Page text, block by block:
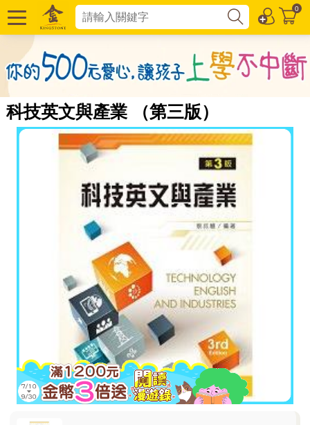
0
科技英文與產業 （第三版）